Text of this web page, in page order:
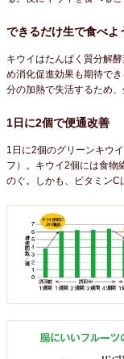
できるだけ生で食べよ
キウイはたんぱく質分解
め消化促進効果も期待で
分の加熱で失活するため
1日に2個で便通改善
1日に2個のグリーンキウ
フ）。キウイ2個には食物
のぐ。しかも、ビタミンC